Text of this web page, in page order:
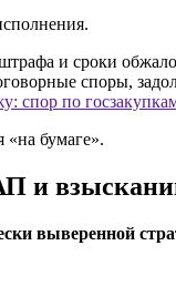
спор по
бумаге».
и
выверенной